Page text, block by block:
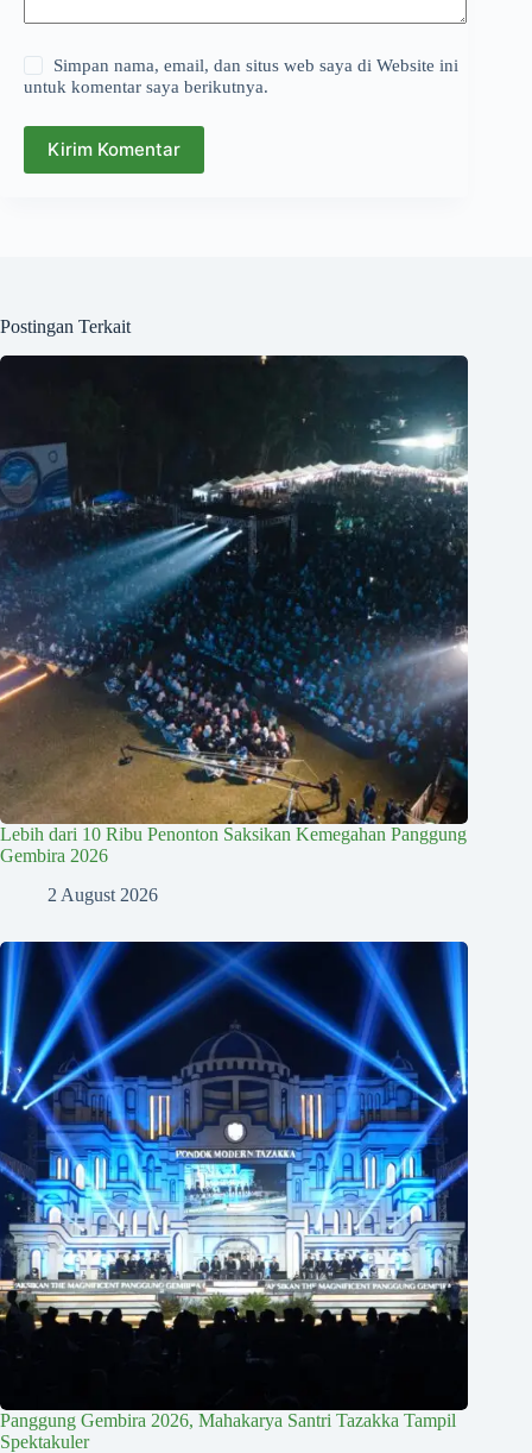
Simpan nama, email, dan situs web saya di Website ini
untuk komentar saya berikutnya.
Kirim Komentar
Postingan Terkait
Lebih dari 10 Ribu Penonton Saksikan Kemegahan Panggung
Gembira 2026
2 August 2026
Panggung Gembira 2026, Mahakarya Santri Tazakka Tampil
Spektakuler